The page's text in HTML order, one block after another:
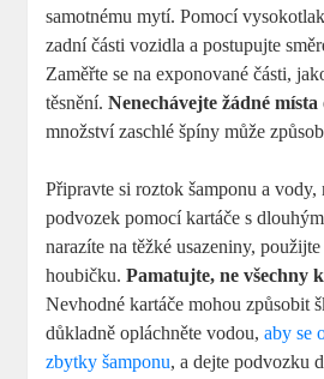
samotnému mytí. Pomocí
zadní části vozidla a postupujte
Zaměřte se na exponované části,
těsnění.Nenechávejte žádné místa
množství zaschlé špíny může
Připravte si roztok šamponu a vody,
podvozek pomocí kartáče s
narazíte na těžké usazeniny,
houbičku.Pamatujte, ne všechny
Nevhodné kartáče mohou způsobit
důkladně opláchněte vodou,aby se
zbytky šamponu, a dejte podvozku